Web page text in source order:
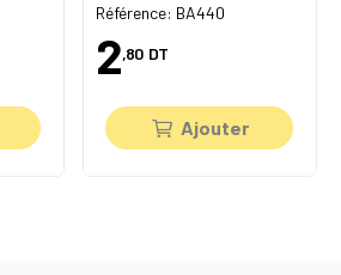
Référence: BA440
2,80 DT
Ajouter